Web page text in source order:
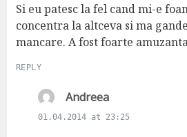
s
:
Si eu patesc la fel cand mi-e
concentra la altceva si ma
mancare. A fost foarte
REPLY
Andreeas
a
01.04.2014 at 23:25